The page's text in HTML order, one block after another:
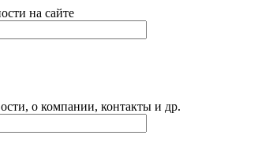
на сайте
о компании, контакты и др.